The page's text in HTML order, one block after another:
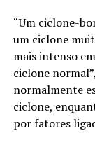
“Um ciclone-
um ciclone
mais intenso
ciclone
normalmente
ciclone,
por fatores